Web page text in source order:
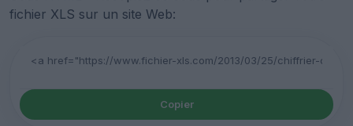
fichier XLS sur un site Web:
Copier